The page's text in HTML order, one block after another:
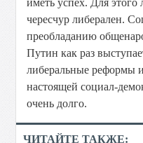
иметь успех. Для
чересчур либерален.
преобладанию
Путин как раз
либеральные реформы
настоящей социал-
очень долго.
ЧИТАЙТЕ ТАКЖЕ: